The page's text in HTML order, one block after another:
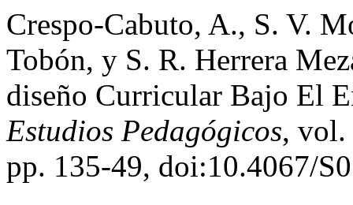
Crespo-Cabuto, A., S. V.
Tobón, y S. R. Herrera
diseño Curricular Bajo El
Estudios Pedagógicos, vol.
pp. 135-49, doi:10.4067/